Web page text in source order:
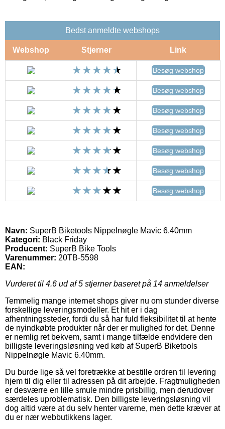
Bedst anmeldte webshops
Webshop Stjerner Link
Besøg webshop
Besøg webshop
Besøg webshop
Besøg webshop
Besøg webshop
Besøg webshop
Besøg webshop
Navn: SuperB Biketools Nippelnøgle Mavic 6.40mm
Kategori: Black Friday
Producent: SuperB Bike Tools
Varenummer: 20TB-5598
EAN:
Vurderet til 4.6 ud af 5 stjerner baseret på 14 anmeldelser
Temmelig mange internet shops giver nu om stunder diverse
forskellige leveringsmodeller. Et hit er i dag
afhentningssteder, fordi du så har fuld fleksibilitet til at hente
de nyindkøbte produkter når der er mulighed for det. Denne
er nemlig ret bekvem, samt i mange tilfælde endvidere den
billigste leveringsløsning ved køb af SuperB Biketools
Nippelnøgle Mavic 6.40mm.
Du burde lige så vel foretrække at bestille ordren til levering
hjem til dig eller til adressen på dit arbejde. Fragtmuligheden
er desværre en lille smule mindre prisbillig, men derudover
særdeles uproblematisk. Den billigste leveringsløsning vil
dog altid være at du selv henter varerne, men dette kræver at
du er nær webbutikkens lager.